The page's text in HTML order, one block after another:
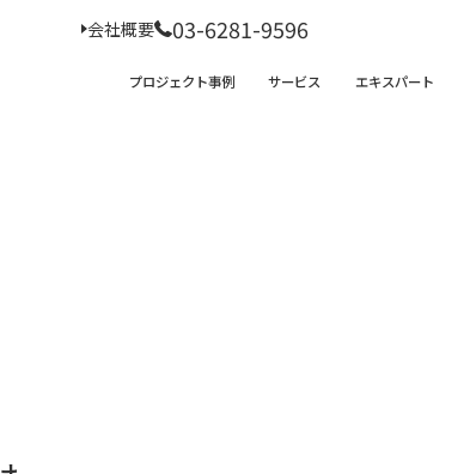
会社概要 03-6281-9596
プロジェクト事例 サービス エキスパート